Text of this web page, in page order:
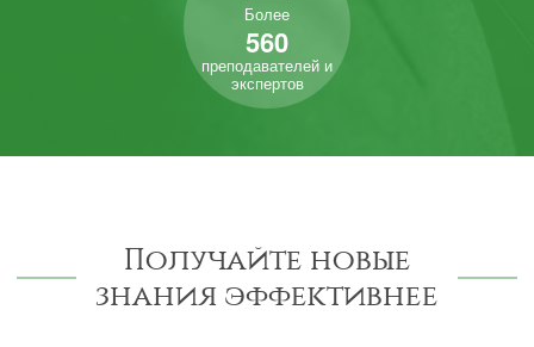
Более
560
преподавателей и
экспертов
Получайте новые
знания эффективнее